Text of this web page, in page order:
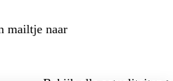
mailtje naar